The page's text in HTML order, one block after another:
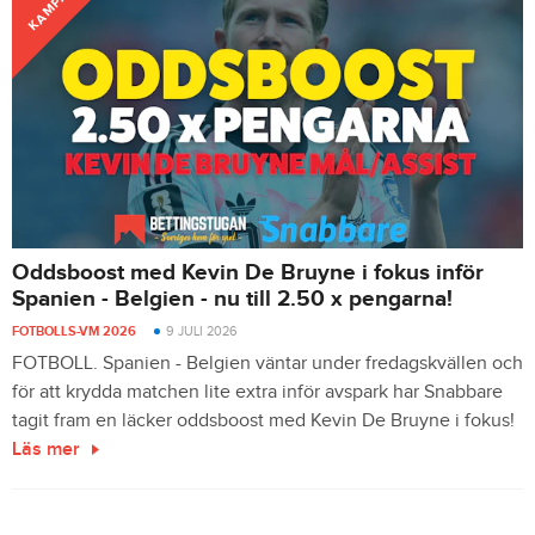
Oddsboost med Kevin De Bruyne i fokus inför
Spanien - Belgien - nu till 2.50 x pengarna!
FOTBOLLS-VM 2026 9 JULI 2026
FOTBOLL. Spanien - Belgien väntar under fredagskvällen och
för att krydda matchen lite extra inför avspark har Snabbare
tagit fram en läcker oddsboost med Kevin De Bruyne i fokus!
Läs mer